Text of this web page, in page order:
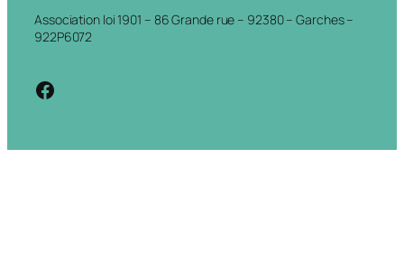
Association loi 1901 – 86 Grande rue – 92380 – Garches –
922P6072
https://www.facebook.com/